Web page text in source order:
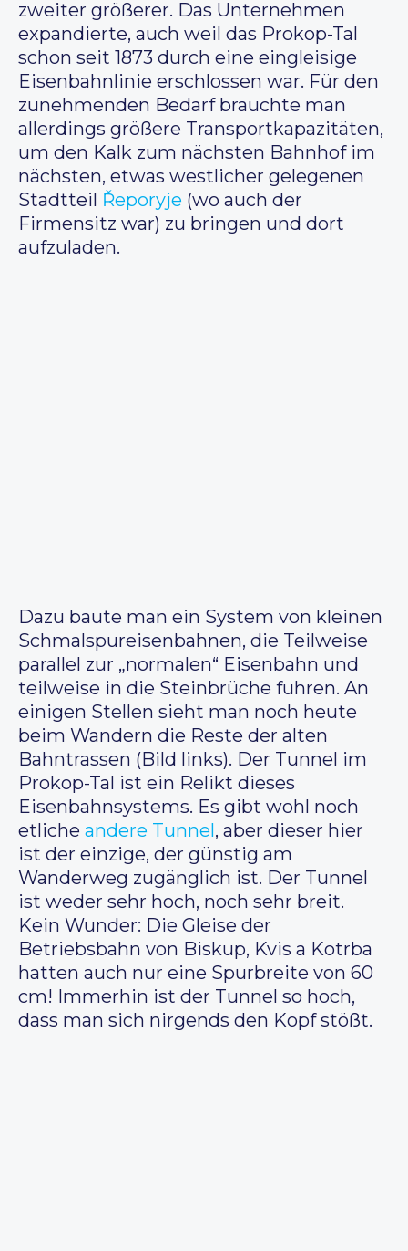
zweiter größerer. Das Unternehmen
expandierte, auch weil das Prokop-Tal
schon seit 1873 durch eine eingleisige
Eisenbahnlinie erschlossen war. Für den
zunehmenden Bedarf brauchte man
allerdings größere Transportkapazitäten,
um den Kalk zum nächsten Bahnhof im
nächsten, etwas westlicher gelegenen
Stadtteil Řeporyje (wo auch der
Firmensitz war) zu bringen und dort
aufzuladen.
Dazu baute man ein System von kleinen
Schmalspureisenbahnen, die Teilweise
parallel zur „normalen“ Eisenbahn und
teilweise in die Steinbrüche fuhren. An
einigen Stellen sieht man noch heute
beim Wandern die Reste der alten
Bahntrassen (Bild links). Der Tunnel im
Prokop-Tal ist ein Relikt dieses
Eisenbahnsystems. Es gibt wohl noch
etliche andere Tunnel, aber dieser hier
ist der einzige, der günstig am
Wanderweg zugänglich ist. Der Tunnel
ist weder sehr hoch, noch sehr breit.
Kein Wunder: Die Gleise der
Betriebsbahn von Biskup, Kvis a Kotrba
hatten auch nur eine Spurbreite von 60
cm! Immerhin ist der Tunnel so hoch,
dass man sich nirgends den Kopf stößt.